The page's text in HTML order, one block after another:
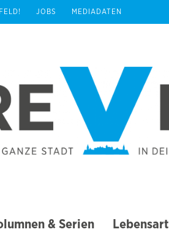
JOBS MEDIADATEN
& Serien Lebensart